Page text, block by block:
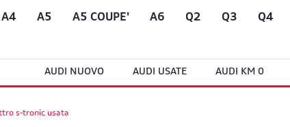
A4 A5 A5 COUPE' A6 Q2 Q3 Q4
AUDI NUOVO AUDI USATE AUDI KM 0
s-tronic usata